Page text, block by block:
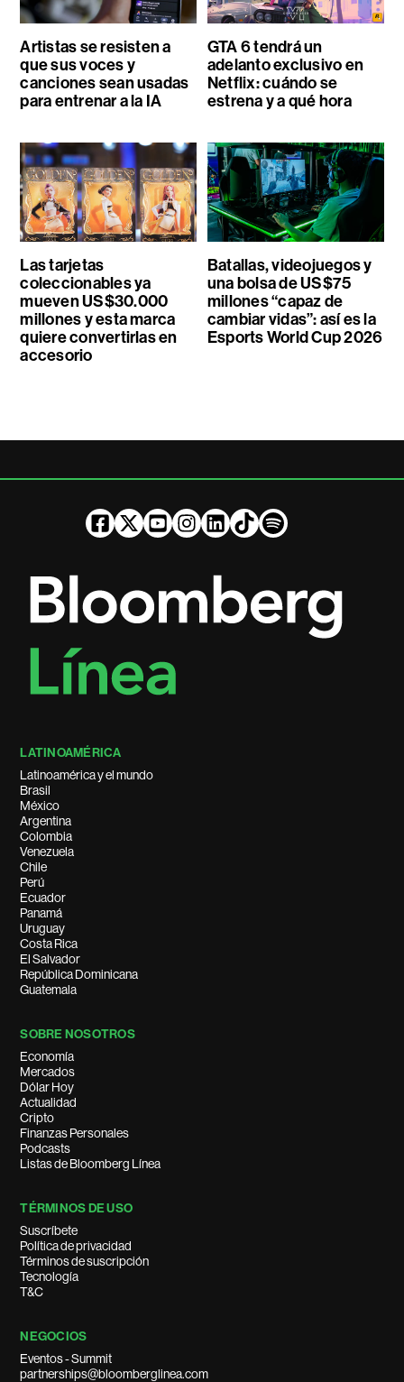
Artistas se resisten a
que sus voces y
canciones sean usadas
para entrenar a la IA
GTA 6 tendrá un
adelanto exclusivo en
Netflix: cuándo se
estrena y a qué hora
Las tarjetas
coleccionables ya
mueven US$30.000
millones y esta marca
quiere convertirlas en
accesorio
Batallas, videojuegos y
una bolsa de US$75
millones “capaz de
cambiar vidas”: así es la
Esports World Cup 2026
LATINOAMÉRICA
Latinoamérica y el mundo
Brasil
México
Argentina
Colombia
Venezuela
Chile
Perú
Ecuador
Panamá
Uruguay
Costa Rica
El Salvador
República Dominicana
Guatemala
SOBRE NOSOTROS
Economía
Mercados
Dólar Hoy
Actualidad
Cripto
Finanzas Personales
Podcasts
Listas de Bloomberg Línea
TÉRMINOS DE USO
Suscríbete
Política de privacidad
Términos de suscripción
Tecnología
T&C
NEGOCIOS
Eventos - Summit
partnerships@bloomberglinea.com